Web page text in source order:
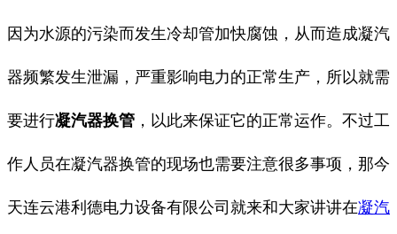
因为水源的污染而发生冷却管加快腐蚀，从而造成凝汽
器频繁发生泄漏，严重影响电力的正常生产，所以就需
要进行凝汽器换管 ，以此来保证它的正常运作。不过工
作人员在凝汽器换管的现场也需要注意很多事项，那今
天连云港利德电力设备有限公司就来和大家讲讲在凝汽